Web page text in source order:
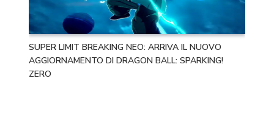
SUPER LIMIT BREAKING NEO: ARRIVA IL NUOVO
AGGIORNAMENTO DI DRAGON BALL: SPARKING!
ZERO